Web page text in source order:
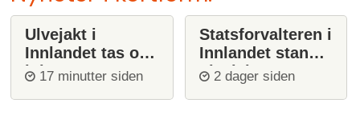
Ulvejakt i
Innlandet tas opp
igjen
17 minutter siden
Statsforvalteren i
Innlandet stanser
ulvejakt
2 dager siden